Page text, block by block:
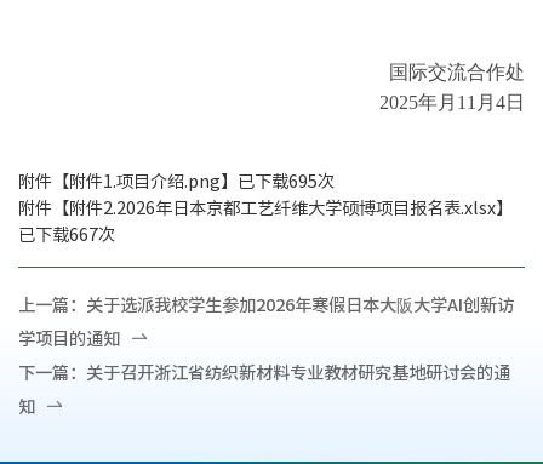
国际交流合作处
2025年月11月4日
附件【附件1.项目介绍.png】已下载695次
附件【附件2.2026年日本京都工艺纤维大学硕博项目报名表.xlsx】
已下载667次
上一篇： 关于选派我校学生参加2026年寒假日本大阪大学AI创新访
学项目的通知
下一篇： 关于召开浙江省纺织新材料专业教材研究基地研讨会的通
知